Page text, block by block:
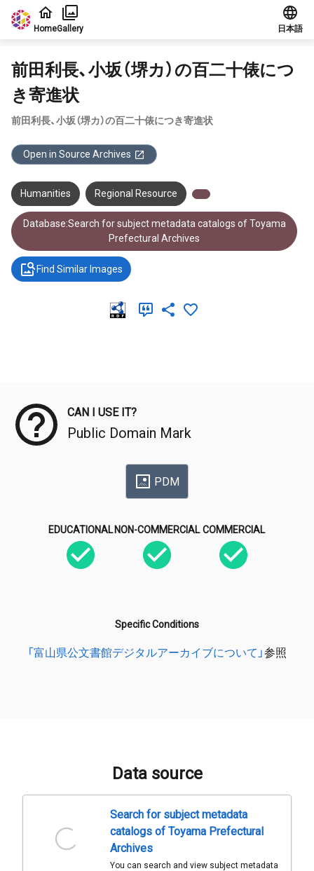
Jump to main content
HomeGallery 日本語
前田利長、小坂（堺カ）の百二十俵につ
き寄進状
前田利長、小坂（堺カ）の百二十俵につき寄進状
Open in Source Archives
Humanities Regional Resource
Database:Search for subject metadata catalogs of Toyama
Prefectural Archives
Find Similar Images
CAN I USE IT?
Public Domain Mark
PDM
EDUCATIONAL NON-COMMERCIAL COMMERCIAL
Specific Conditions
「富山県公文書館デジタルアーカイブについて」参照
Data source
Search for subject metadata
catalogs of Toyama Prefectural
Archives
You can search and view subject metadata